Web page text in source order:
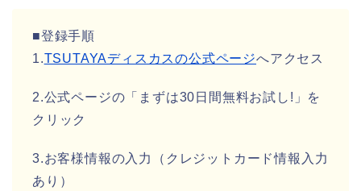
■登録手順
1.TSUTAYAディスカスの公式ページへアクセス
2.公式ページの「まずは30日間無料お試し!」を
クリック
3.お客様情報の入力（クレジットカード情報入力
あり）